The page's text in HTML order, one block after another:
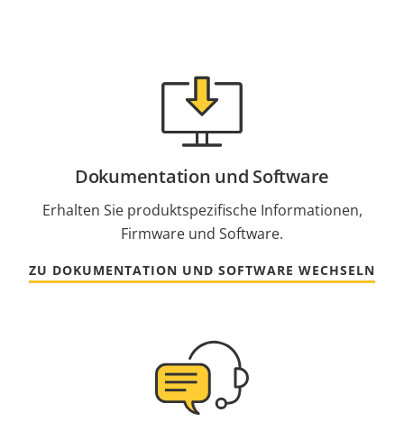
Dokumentation und Software
Erhalten Sie produktspezifische Informationen,
Firmware und Software.
ZU DOKUMENTATION UND SOFTWARE WECHSELN